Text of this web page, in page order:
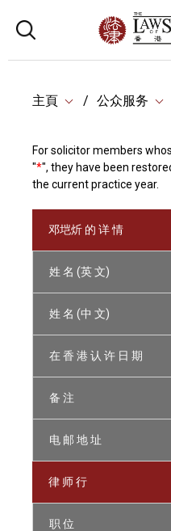
主頁 公众服务
For solicitor members
"*", they have been
the current practice year.
邓垲炘 的 详 情
姓 名 (英 文)
姓 名 (中 文)
在 香 港 认 许 日 期
备 注
电 邮 地 址
律 师 行
职 位